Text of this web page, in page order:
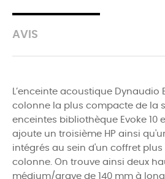
AVIS
L’enceinte acoustique Dynaudio
colonne la plus compacte de la
enceintes bibliothèque Evoke 10
ajoute un troisième HP ainsi
intégrés au sein d'un coffret
colonne. On trouve ainsi deux
médium/grave de 140 mm à